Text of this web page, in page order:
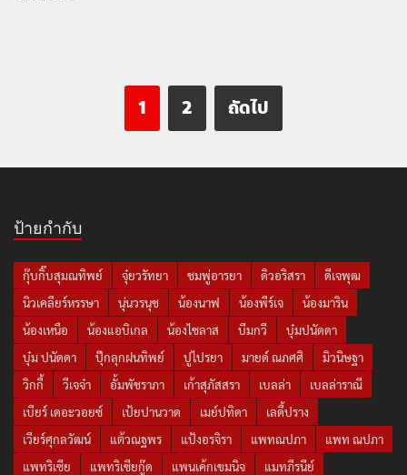
1 2 ถัดไป
ป้ายกำกับ
กุ๊บกิ๊บสุมณทิพย์ จุ๋ยวรัทยา ชมพู่อารยา ดิวอริสรา
ดีเจพุฒ
นิวเคลียร์หรรษา
นุ่นวรนุช น้องนาฟ น้องพีร์เจ
น้องมาริน
น้องเหนือ
น้องแอบิเกล น้องไซลาส บีมกวี
บุ๋มปนัดดา
บุ๋ม ปนัดดา
ปุ๊กลุกฝนทิพย์ ปูไปรยา มายด์ ณภศศิ
มิวนิษฐา
วิกกี้
วีเจจ๋า อั้มพัชราภา เก้าสุภัสสรา เบลล่า
เบลล่าราณี
เบียร์ เดอะวอยซ์
เป้ยปานวาด เมย์ปทิดา
เลดี้ปราง
เวียร์ศุกลวัฒน์
แต้วณฐพร แป้งอรจิรา แพทณปภา
แพท ณปภา
แพทริเซีย
แพทริเซียกู๊ด แพนเค้กเขมนิจ
แมทภีรนีย์